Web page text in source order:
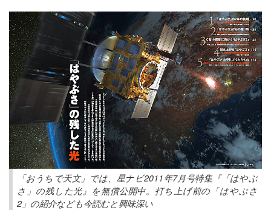
「おうちで天文」では、星ナビ2011年7月号特集『「はやぶ
さ」の残した光』を無償公開中。打ち上げ前の「はやぶさ
2」の紹介なども今読むと興味深い